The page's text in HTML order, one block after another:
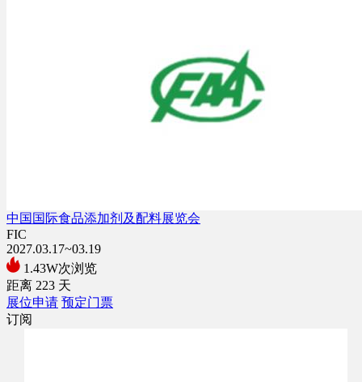
中国国际食品添加剂及配料展览会
FIC
2027.03.17~03.19
1.43W次浏览
距离 223 天
展位申请 预定门票
订阅